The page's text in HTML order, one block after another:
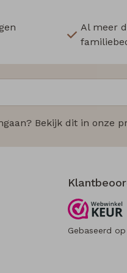
Al meer
Bekijk dit in onze
Gebaseerd op